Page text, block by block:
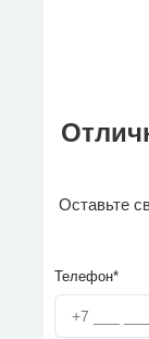
Оставьте
Телефон*